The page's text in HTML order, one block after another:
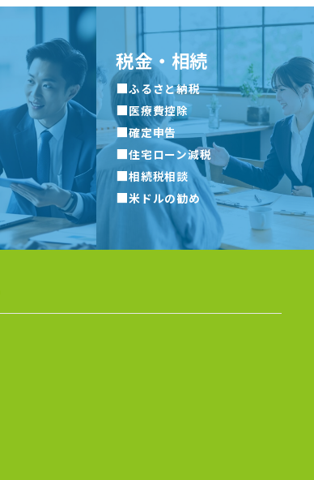
税金・相続
■ふるさと納税
■医療費控除
■確定申告
■住宅ローン減税
■相続税相談
■米ドルの勧め